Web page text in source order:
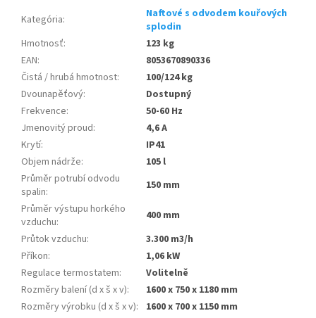
Kategória:
Naftové s odvodem kouřových
splodin
Hmotnosť:
123 kg
EAN:
8053670890336
Čistá / hrubá hmotnost:
100/124 kg
Dvounapěťový:
Dostupný
Frekvence:
50-60 Hz
Jmenovitý proud:
4,6 A
Krytí:
IP41
Objem nádrže:
105 l
Průměr potrubí odvodu
spalin:
150 mm
Průměr výstupu horkého
vzduchu:
400 mm
Průtok vzduchu:
3.300 m3/h
Příkon:
1,06 kW
Regulace termostatem:
Volitelně
Rozměry balení (d x š x v):
1600 x 750 x 1180 mm
Rozměry výrobku (d x š x v):
1600 x 700 x 1150 mm